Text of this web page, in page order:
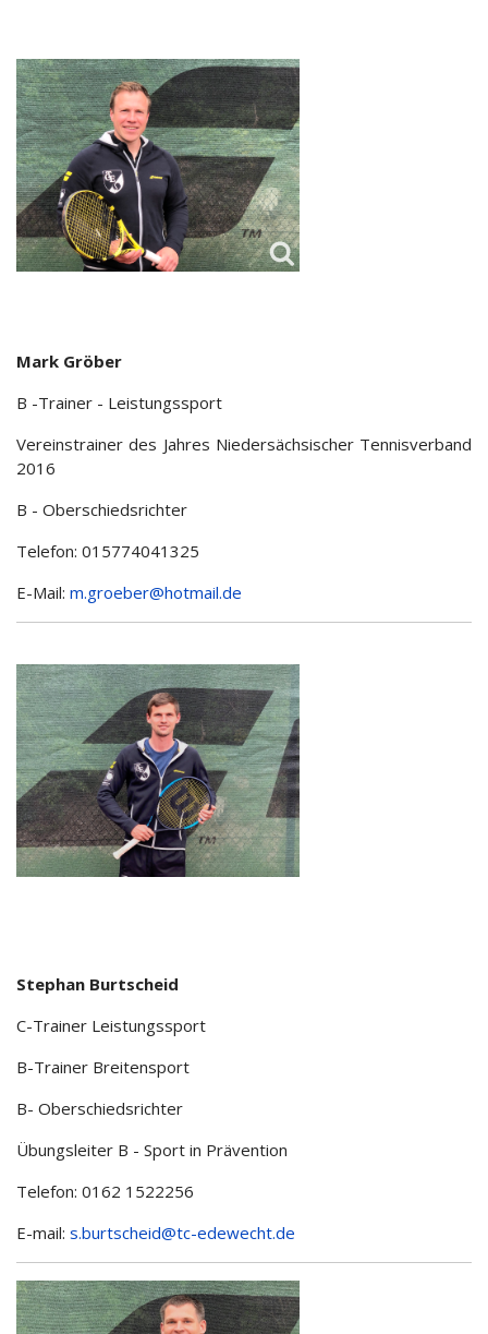
Mark Gröber
B -Trainer - Leistungssport
Vereinstrainer des Jahres Niedersächsischer Tennisverband
2016
B - Oberschiedsrichter
Telefon: 015774041325
E-Mail: m.groeber@hotmail.de
Stephan Burtscheid
C-Trainer Leistungssport
B-Trainer Breitensport
B- Oberschiedsrichter
Übungsleiter B - Sport in Prävention
Telefon: 0162 1522256
E-mail: s.burtscheid@tc-edewecht.de